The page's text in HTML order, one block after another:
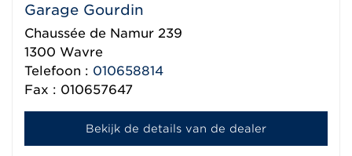
Garage Gourdin
Chaussée de Namur 239
1300 Wavre
Telefoon : 010658814
Fax : 010657647
Bekijk de details van de dealer